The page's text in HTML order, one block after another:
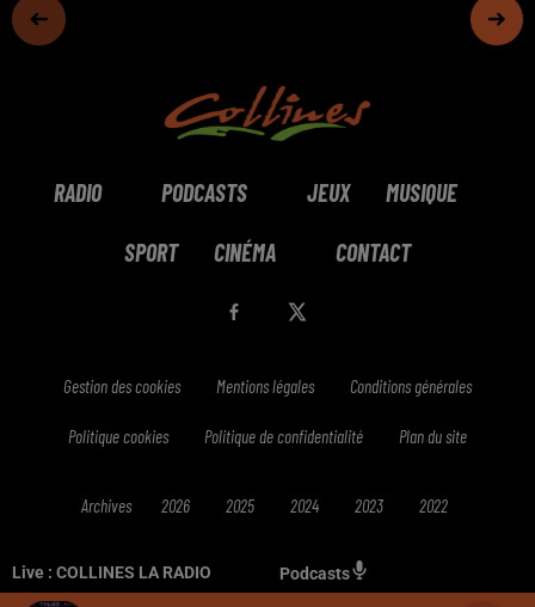
Live : COLLINES LA RADIO Podcasts
RADIO PODCASTS JEUX MUSIQUE
SPORT CINÉMA CONTACT
Gestion des cookies Mentions légales Conditions générales
Politique cookies Politique de confidentialité Plan du site
Archives 2026 2025 2024 2023 2022